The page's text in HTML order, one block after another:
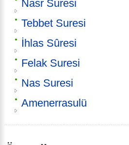
Nasr Suresi
Tebbet Suresi
İhlas Sûresi
Felak Suresi
Nas Suresi
Amenerrasulü